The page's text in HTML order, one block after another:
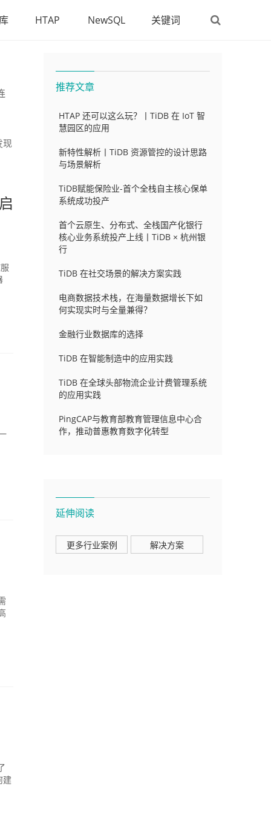
HTAP NewSQL 关键词
现
建
推荐文章
HTAP 还可以这么玩？丨TiDB 在 IoT 智
慧园区的应用
新特性解析丨TiDB 资源管控的设计思路
与场景解析
TiDB赋能保险业-首个全栈自主核心保单
系统成功投产
首个云原生、分布式、全栈国产化银行
核心业务系统投产上线丨TiDB × 杭州银
行
TiDB 在社交场景的解决方案实践
电商数据技术栈，在海量数据增长下如
何实现实时与全量兼得？
金融行业数据库的选择
TiDB 在智能制造中的应用实践
TiDB 在全球头部物流企业计费管理系统
的应用实践
PingCAP与教育部教育管理信息中心合
作，推动普惠教育数字化转型
延伸阅读
更多行业案例 解决方案